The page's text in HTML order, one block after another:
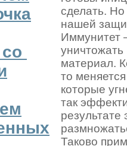
сделать. Но
нашей
Иммунитет
материал.
то
которые
так
Таково